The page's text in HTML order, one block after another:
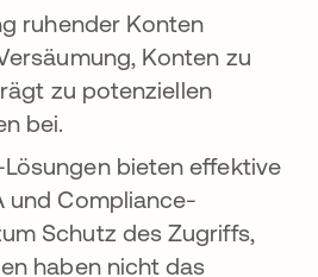
ruhender Konten
Konten zu
zu potenziellen
bei.
bieten effektive
und Compliance-
Schutz des Zugriffs,
haben nicht das